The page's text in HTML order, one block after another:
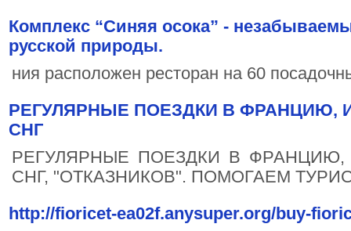
Комплекс “Синяя осока” -
русской природы.
ния расположен ресторан на 60
РЕГУЛЯРНЫЕ ПОЕЗДКИ В ФРАНЦИЮ,
СНГ
РЕГУЛЯРНЫЕ ПОЕЗДКИ В
СНГ, "ОТКАЗНИКОВ". ПОМОГАЕМ
http://fioricet-ea02f.anysuper.org/buy-